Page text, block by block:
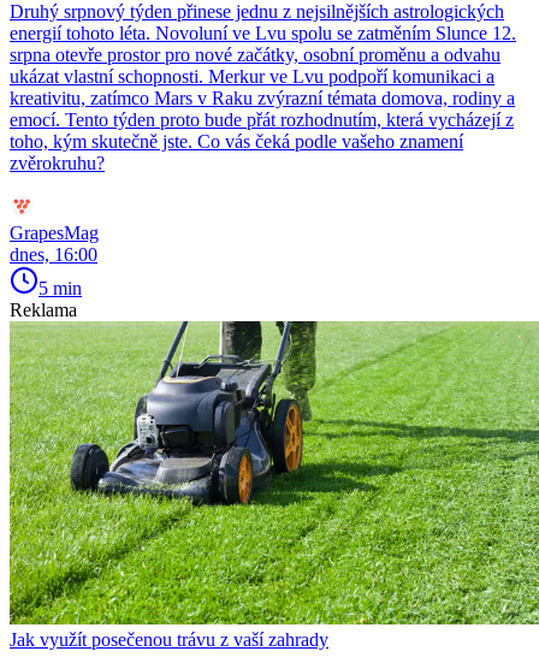
Druhý srpnový týden přinese jednu z nejsilnějších astrologických
energií tohoto léta. Novoluní ve Lvu spolu se zatměním Slunce 12.
srpna otevře prostor pro nové začátky, osobní proměnu a odvahu
ukázat vlastní schopnosti. Merkur ve Lvu podpoří komunikaci a
kreativitu, zatímco Mars v Raku zvýrazní témata domova, rodiny a
emocí. Tento týden proto bude přát rozhodnutím, která vycházejí z
toho, kým skutečně jste. Co vás čeká podle vašeho znamení
zvěrokruhu?
GrapesMag
dnes, 16:00
5 min
Reklama
Jak využít posečenou trávu z vaší zahrady